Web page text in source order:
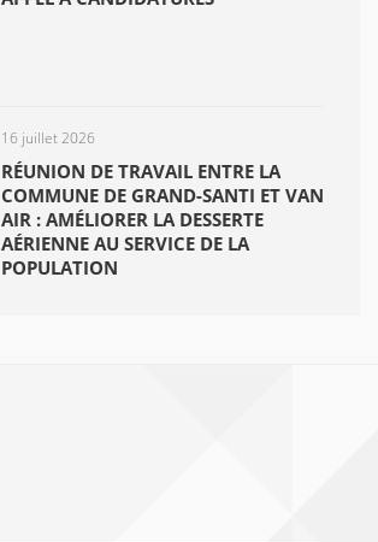
16 juillet 2026
RÉUNION DE TRAVAIL ENTRE LA
COMMUNE DE GRAND-SANTI ET VAN
AIR : AMÉLIORER LA DESSERTE
AÉRIENNE AU SERVICE DE LA
POPULATION